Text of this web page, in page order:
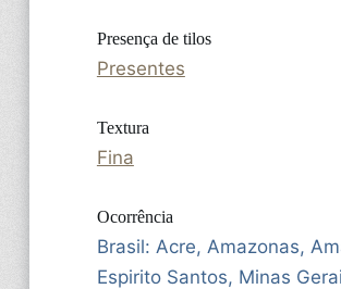
Presença de tilos
Presentes
Textura
Fina
Ocorrência
Brasil: Acre, Amazonas,
Espirito Santos, Minas